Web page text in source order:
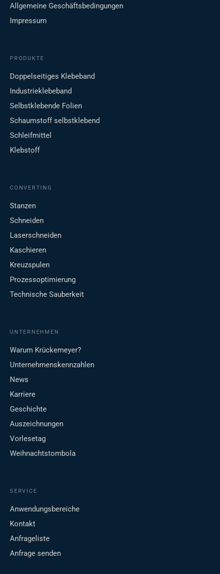
Allgemeine Geschäftsbedingungen
Impressum
PRODUKTE
Doppelseitiges Klebeband
Industrieklebeband
Selbstklebende Folien
Schaumstoff selbstklebend
Schleifmittel
Klebstoff
CONVERTING
Stanzen
Schneiden
Laserschneiden
Kaschieren
Kreuzspulen
Prozessoptimierung
Technische Sauberkeit
UNTERNEHMEN
Warum Krückemeyer?
Unternehmenskennzahlen
News
Karriere
Geschichte
Auszeichnungen
Vorlesetag
Weihnachtstombola
SERVICE
Anwendungsbereiche
Kontakt
Anfrageliste
Anfrage senden